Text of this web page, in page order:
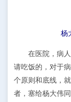
杨
在医院，病
请吃饭的，对于
个原则和底线，
者，塞给杨大伟